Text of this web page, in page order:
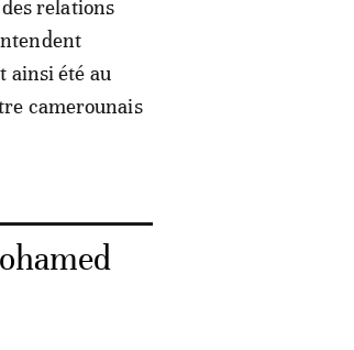
relations
ainsi été au
camerounais